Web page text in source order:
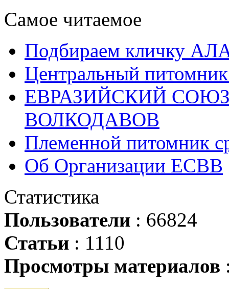
Самое читаемое
Подбираем кличку
Центральный
ЕВРАЗИЙСКИЙ
ВОЛКОДАВОВ
Племенной питомник
Об Организации ЕСВВ
Статистика
Пользователи : 66824
Статьи : 1110
Просмотры материалов